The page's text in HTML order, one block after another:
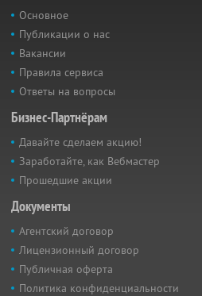
Основное
Публикации о нас
Вакансии
Правила сервиса
Ответы на вопросы
Бизнес-Партнёрам
Давайте сделаем акцию!
Заработайте, как Вебмастер
Прошедшие акции
Документы
Агентский договор
Лицензионный договор
Публичная оферта
Политика конфиденциальности